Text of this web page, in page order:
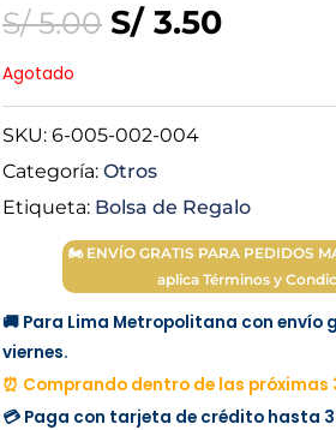
S/5.00 Original
was:
S/ 5.00.
S/3.50Current
Agotado
SKU: 6-005-002-004
Categoría: Otros
Etiqueta: Bolsa de Regalo
🏍 ENVÍO GRATIS PARA PEDIDOS
aplica Términos y
🚚 Para Lima Metropolitana con envío
viernes.
⏰ Comprando dentro de las próximas
💳 Paga con tarjeta de crédito hasta